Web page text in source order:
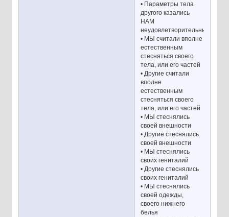
• Параметры тела
другого казались
НАМ
неудовлетворительными
• МЫ считали вполне
естественным
стесняться своего
тела, или его частей
• Другие считали
вполне
естественным
стесняться своего
тела, или его частей
• МЫ стеснялись
своей внешности
• Другие стеснялись
своей внешности
• МЫ стеснялись
своих гениталий
• Другие стеснялись
своих гениталий
• МЫ стеснялись
своей одежды,
своего нижнего
белья